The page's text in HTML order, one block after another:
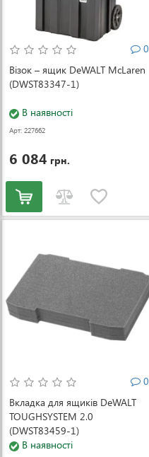
0
Візок – ящик DeWALT McLaren
(DWST83347-1)
В наявності
Арт: 227662
6 084 грн.
0
Вкладка для ящиків DeWALT
TOUGHSYSTEM 2.0
(DWST83459-1)
В наявності